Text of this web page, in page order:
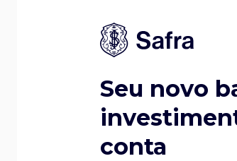
Seu novo
conta